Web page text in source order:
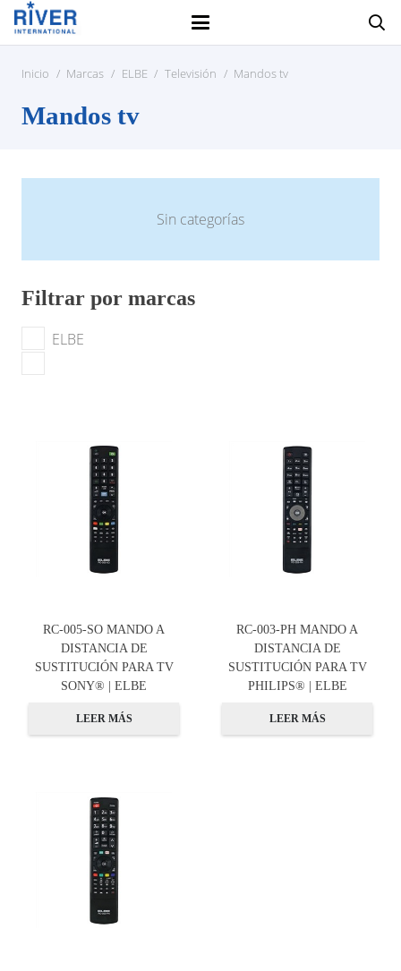
Inicio / Marcas / ELBE / Televisión / Mandos tv
Mandos tv
Sin categorías
Filtrar por marcas
ELBE
RC-005-SO MANDO A
DISTANCIA DE
SUSTITUCIÓN PARA TV
SONY® | ELBE
LEER MÁS
RC-003-PH MANDO A
DISTANCIA DE
SUSTITUCIÓN PARA TV
PHILIPS® | ELBE
LEER MÁS